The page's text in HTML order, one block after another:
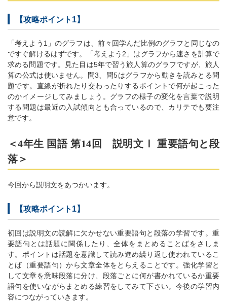
【攻略ポイント1】
「考えよう1」のグラフは、前々回学んだ比例のグラフと同じなの
ですぐ解けるはずです。「考えよう2」はグラフから速さを計算で
求める問題です。見た目は5年で習う旅人算のグラフですが、旅人
算の公式は使いません。問3、問5はグラフから動きを読みとる問
題です。直線が折れたり交わったりするポイントで何が起こった
のかイメージしてみましょう。グラフの様子の変化を言葉で説明
する問題は最近の入試傾向とも合っているので、カリテでも要注
意です。
＜4年生 国語 第14回 説明文Ⅰ 重要語句と段
落＞
今回から説明文をあつかいます。
【攻略ポイント1】
初回は説明文の読解に欠かせない重要語句と段落の学習です。重
要語句とは話題に関係したり、全体をまとめることばをさしま
す。ポイントは話題を意識して読み進め繰り返し使われているこ
とば（重要語句）から文章全体をとらえることです。強化学習と
して文章を意味段落に分け、段落ごとに何が書かれているか重要
語句を使いながらまとめる練習をしてみて下さい。今後の学習内
容につながっていきます。